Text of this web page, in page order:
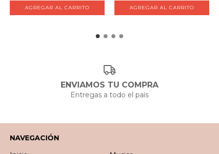
ENVIAMOS TU COMPRA
Entregas a todo el país
NAVEGACIÓN